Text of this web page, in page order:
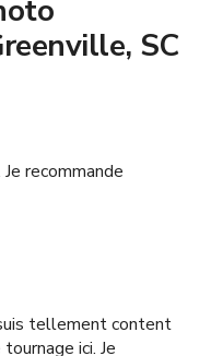
SC
recommande
tellement content
ici. Je